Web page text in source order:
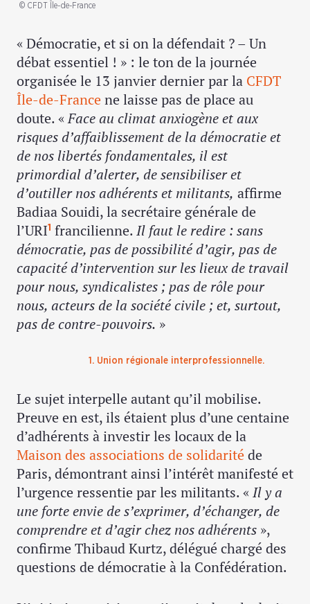
© CFDT Île-de-France
1. Union régionale interprofessionnelle.
« Démocratie, et si on la défendait ? – Un
débat essentiel ! » : le ton de la journée
organisée le 13 janvier dernier par la CFDT
Île-de-France ne laisse pas de place au
doute. «Face au climat anxiogène et aux
risques d’affaiblissement de la démocratie et
de nos libertés fondamentales, il est
primordial d’alerter, de sensibiliser et
d’outiller nos adhérents et militants, affirme
Badiaa Souidi, la secrétaire générale de
l’URI1 francilienne. Il faut le redire : sans
démocratie, pas de possibilité d’agir, pas de
capacité d’intervention sur les lieux de travail
pour nous, syndicalistes ; pas de rôle pour
nous, acteurs de la société civile ; et, surtout,
pas de contre-pouvoirs. »
Le sujet interpelle autant qu’il mobilise.
Preuve en est, ils étaient plus d’une centaine
d’adhérents à investir les locaux de la
Maison des associations de solidarité de
Paris, démontrant ainsi l’intérêt manifesté et
l’urgence ressentie par les militants. « Il y a
une forte envie de s’exprimer, d’échanger, de
comprendre et d’agir chez nos adhérents »,
confirme Thibaud Kurtz, délégué chargé des
questions de démocratie à la Confédération.